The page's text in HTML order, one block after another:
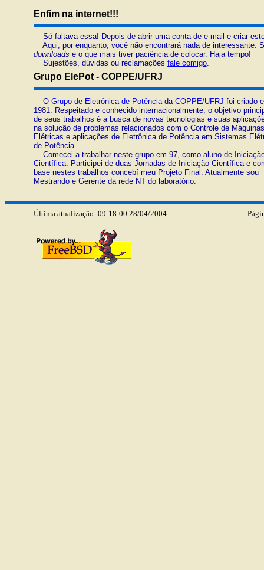
Enfim na internet!!!
Só faltava essa! Depois de abrir uma conta de e-mail e criar
Aqui, por enquanto, você não encontrará nada de interessante.
downloads e o que mais tiver paciência de colocar. Haja tempo!
Sujestões, dúvidas ou reclamações fale comigo.
Grupo ElePot - COPPE/UFRJ
O Grupo de Eletrônica de Potênciada COPPE/UFRJ foi criado
1981. Respeitado e conhecido internacionalmente, o objetivo
de seus trabalhos é a busca de novas tecnologias e suas
na solução de problemas relacionados com o Controle de Máquinas
Elétricas e aplicações de Eletrônica de Potência em Sistemas
de Potência.
Comecei a trabalhar neste grupo em 97, como aluno de
Científica. Participei de duas Jornadas de Iniciação Científica e
base nestes trabalhos concebí meu Projeto Final. Atualmente sou
Mestrando e Gerente da rede NT do laboratório.
Última atualização: 09:18:00 28/04/2004